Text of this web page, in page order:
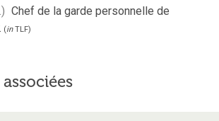
Chef de la garde personnelle de
(inTLF)